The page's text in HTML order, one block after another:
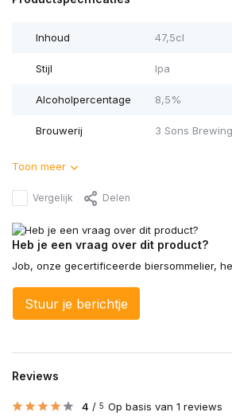
Inhoud 47,5cl
Stijl Ipa
Alcoholpercentage 8,5%
Brouwerij 3 Sons
Toon meer
Vergelijk Delen
Heb je een vraag over dit product?
Job, onze gecertificeerde biersommelier,
Stuur je berichtje
Reviews
4 / 5 Op basis van 1 reviews